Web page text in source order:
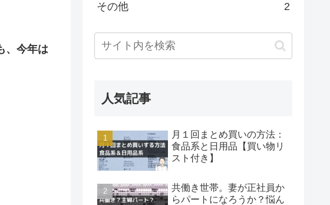
、今年は
その他 2
人気記事
月１回まとめ買いの方法：
食品系と日用品【買い物リ
スト付き】
共働き世帯。妻が正社員か
らパートになろうか？悩ん